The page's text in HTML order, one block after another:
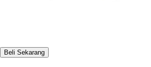
Beli Sekarang